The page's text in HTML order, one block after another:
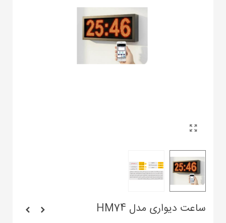
ساعت دیواری مدل HM74